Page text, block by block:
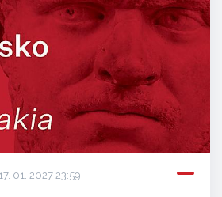
01. 2027 23:59